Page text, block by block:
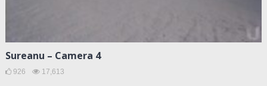
Sureanu – Camera 4
926 17,613